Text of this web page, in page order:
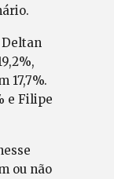
17,7%.
e Filipe
ou não